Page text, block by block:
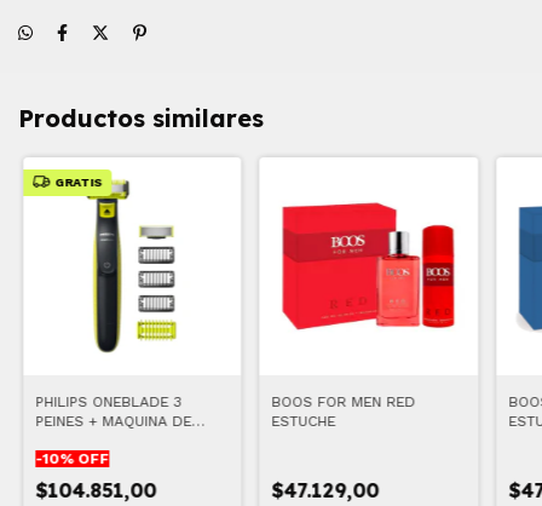
Productos similares
GRATIS
PHILIPS ONEBLADE 3
PEINES + MAQUINA DE
-10% OFF
$104.851,00
BOOS FOR MEN RED
ESTUCHE
$47.129,00